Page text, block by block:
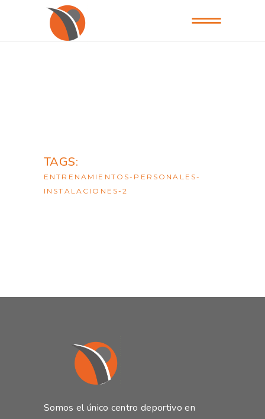
TAGS:
ENTRENAMIENTOS-PERSONALES-
INSTALACIONES-2
Somos el único centro deportivo en